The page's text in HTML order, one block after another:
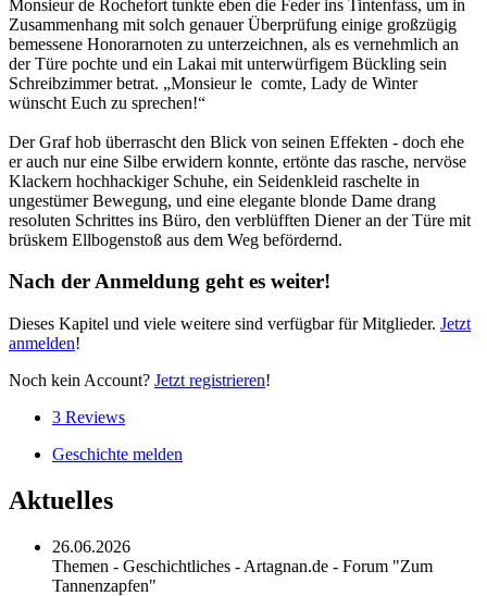
Monsieur de Rochefort tunkte eben die Feder ins Tintenfass, um in
Zusammenhang mit solch genauer Überprüfung einige großzügig
bemessene Honorarnoten zu unterzeichnen, als es vernehmlich an
der Türe pochte und ein Lakai mit unterwürfigem Bückling sein
Schreibzimmer betrat. „Monsieur le comte, Lady de Winter
wünscht Euch zu sprechen!“
Der Graf hob überrascht den Blick von seinen Effekten - doch ehe
er auch nur eine Silbe erwidern konnte, ertönte das rasche, nervöse
Klackern hochhackiger Schuhe, ein Seidenkleid raschelte in
ungestümer Bewegung, und eine elegante blonde Dame drang
resoluten Schrittes ins Büro, den verblüfften Diener an der Türe mit
brüskem Ellbogenstoß aus dem Weg befördernd.
Nach der Anmeldung geht es weiter!
Dieses Kapitel und viele weitere sind verfügbar für Mitglieder. Jetzt
anmelden!
Noch kein Account? Jetzt registrieren!
3 Reviews
Geschichte melden
Aktuelles
26.06.2026
Themen - Geschichtliches - Artagnan.de - Forum "Zum
Tannenzapfen"